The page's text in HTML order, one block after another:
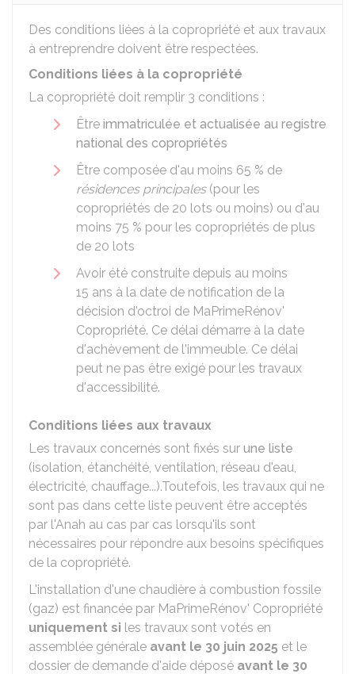
Des conditions liées à la copropriété et aux travaux
à entreprendre doivent être respectées.
Conditions liées à la copropriété
La copropriété doit remplir 3 conditions :
Être immatriculée et actualisée au registre
national des copropriétés
Être composée d'au moins 65 % de
résidences principales(pour les
copropriétés de 20 lots ou moins) ou d'au
moins 75 % pour les copropriétés de plus
de 20 lots
Avoir été construite depuis au moins
15 ans à la date de notification de la
décision d'octroi de MaPrimeRénov'
Copropriété. Ce délai démarre à la date
d'achèvement de l'immeuble. Ce délai
peut ne pas être exigé pour les travaux
d'accessibilité.
Conditions liées aux travaux
Les travaux concernés sont fixés sur une liste
(isolation, étanchéité, ventilation, réseau d'eau,
électricité, chauffage...).Toutefois, les travaux qui ne
sont pas dans cette liste peuvent être acceptés
par l'Anah au cas par cas lorsqu'ils sont
nécessaires pour répondre aux besoins spécifiques
de la copropriété.
L'installation d'une chaudière à combustion fossile
(gaz) est financée par MaPrimeRénov' Copropriété
uniquement si les travaux sont votés en
assemblée générale avant le 30 juin 2025 et le
dossier de demande d'aide déposé avant le 30